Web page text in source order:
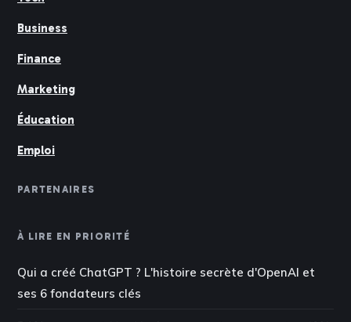
Business
Finance
Marketing
Éducation
Emploi
PARTENAIRES
À LIRE EN PRIORITÉ
Qui a créé ChatGPT ? L'histoire secrète d'OpenAI et
ses 6 fondateurs clés